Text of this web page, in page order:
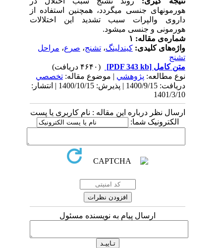
هورمونهای جنسی میگردد، همچنین استفاده از
داروی والپرات سبب تشدید این اختلالات
هورمونی و جنسی میشود.
شماره‌ی مقاله: ۱
واژه‌های کلیدی:کیندلینگ،تشنج،صرع،مراحل
متن کامل[PDF 343 kb]
(۴۶۴۰ دریافت)
نوع مطالعه:پژوهشي| موضوع مقاله:تخصصي
دریافت: 1400/9/15 | پذیرش: 1400/10/15 | انتشار:
1401/3/10
ارسال نظر درباره این مقاله : نام کاربری یا پست
الکترونیک شما:
ارسال پیام به نویسنده مسئول